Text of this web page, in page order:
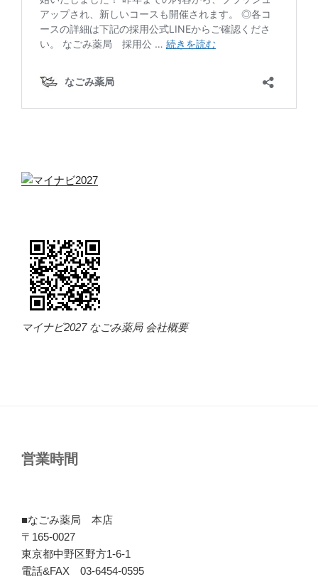
マイナビ2027 なごみ薬局 会社概要
営業時間
■なごみ薬局 本店
〒165-0027
東京都中野区野方1-6-1
電話&FAX 03-6454-0595